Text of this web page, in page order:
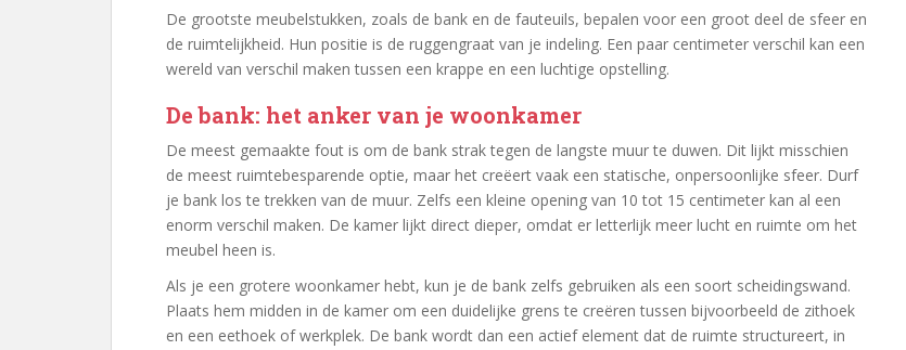
De grootste meubelstukken, zoals de bank en de fauteuils, bepalen voor een groot deel de sfeer en
de ruimtelijkheid. Hun positie is de ruggengraat van je indeling. Een paar centimeter verschil kan een
wereld van verschil maken tussen een krappe en een luchtige opstelling.
De bank: het anker van je woonkamer
De meest gemaakte fout is om de bank strak tegen de langste muur te duwen. Dit lijkt misschien
de meest ruimtebesparende optie, maar het creëert vaak een statische, onpersoonlijke sfeer. Durf
je bank los te trekken van de muur. Zelfs een kleine opening van 10 tot 15 centimeter kan al een
enorm verschil maken. De kamer lijkt direct dieper, omdat er letterlijk meer lucht en ruimte om het
meubel heen is.
Als je een grotere woonkamer hebt, kun je de bank zelfs gebruiken als een soort scheidingswand.
Plaats hem midden in de kamer om een duidelijke grens te creëren tussen bijvoorbeeld de zithoek
en een eethoek of werkplek. De bank wordt dan een actief element dat de ruimte structureert, in